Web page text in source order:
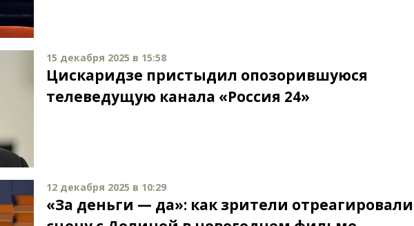
15 декабря 2025 в 15:58
Цискаридзе пристыдил опозорившуюся
телеведущую канала «Россия 24»
12 декабря 2025 в 10:29
«За деньги — да»: как зрители